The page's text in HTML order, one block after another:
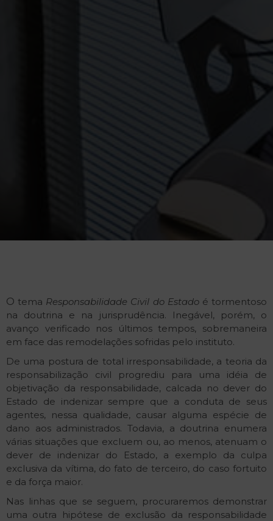
Otema Responsabilidade Civil do Estado é tormentoso
na doutrina e na jurisprudência. Inegável, porém, o
avanço verificado nos últimos tempos, sobremaneira
em face das remodelações sofridas pelo instituto.
De uma postura de total irresponsabilidade, a teoria da
responsabilização civil progrediu para uma idéia de
objetivação da responsabilidade, calcada no dever do
Estado de indenizar sempre que a conduta de seus
agentes, nessa qualidade, causar alguma espécie de
dano aos administrados. Todavia, a doutrina enumera
várias situações que excluem ou, ao menos, atenuam o
dever de indenizar do Estado, a exemplo da culpa
exclusiva da vítima, do fato de terceiro, do caso fortuito
e da força maior.
Nas linhas que se seguem, procuraremos demonstrar
uma outra hipótese de exclusão da responsabilidade